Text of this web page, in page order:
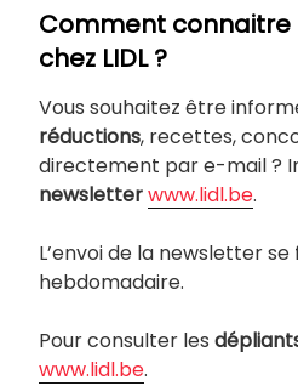
Comment
chez LIDL ?
Vous souhaitez être
réductions, recettes,
directement par e-mail ?
newsletterwww.lidl.be.
L’envoi de la newsletter
hebdomadaire.
Pour consulter les
www.lidl.be.